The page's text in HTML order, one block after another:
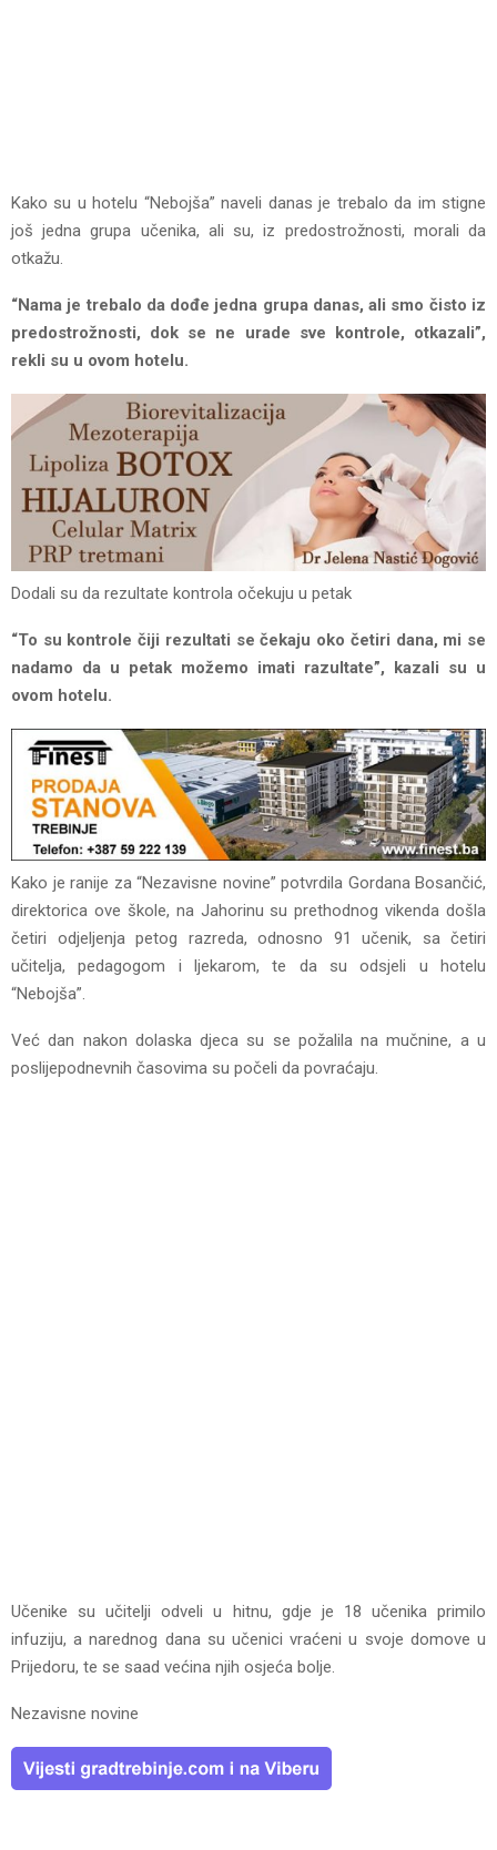
Kako su u hotelu “Nebojša” naveli danas je trebalo da im stigne
još jedna grupa učenika, ali su, iz predostrožnosti, morali da
otkažu.
“Nama je trebalo da dođe jedna grupa danas, ali smo čisto iz
predostrožnosti, dok se ne urade sve kontrole, otkazali”,
rekli su u ovom hotelu.
Dodali su da rezultate kontrola očekuju u petak
“To su kontrole čiji rezultati se čekaju oko četiri dana, mi se
nadamo da u petak možemo imati razultate”, kazali su u
ovom hotelu.
Kako je ranije za “Nezavisne novine” potvrdila Gordana Bosančić,
direktorica ove škole, na Jahorinu su prethodnog vikenda došla
četiri odjeljenja petog razreda, odnosno 91 učenik, sa četiri
učitelja, pedagogom i ljekarom, te da su odsjeli u hotelu
“Nebojša”.
Već dan nakon dolaska djeca su se požalila na mučnine, a u
poslijepodnevnih časovima su počeli da povraćaju.
Učenike su učitelji odveli u hitnu, gdje je 18 učenika primilo
infuziju, a narednog dana su učenici vraćeni u svoje domove u
Prijedoru, te se saad većina njih osjeća bolje.
Nezavisne novine